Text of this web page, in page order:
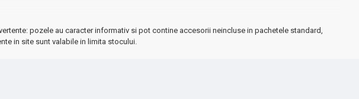
pozele au caracter informativ si pot contine accesorii neincluse in pachetele standard,
in site sunt valabile in limita stocului.